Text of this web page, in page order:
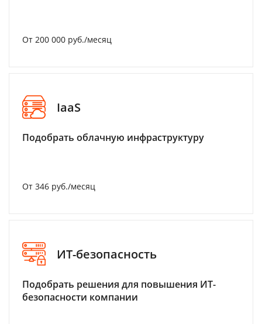
От 200 000 руб./месяц
IaaS
Подобрать облачную инфраструктуру
От 346 руб./месяц
ИТ-безопасность
Подобрать решения для повышения ИТ-
безопасности компании